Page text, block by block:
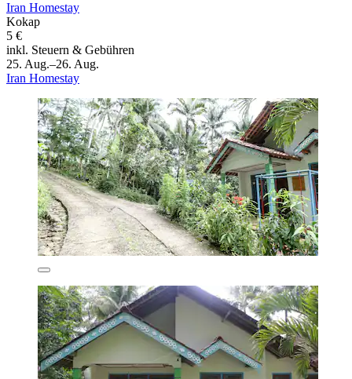
Iran Homestay
Kokap
5 €
inkl. Steuern & Gebühren
25. Aug.–26. Aug.
Iran Homestay